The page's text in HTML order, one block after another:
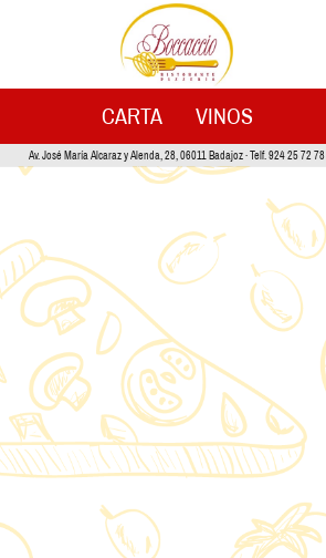
CARTA VINOS
Av. José María Alcaraz y Alenda, 28, 06011 Badajoz · Telf. 924 25 72 78